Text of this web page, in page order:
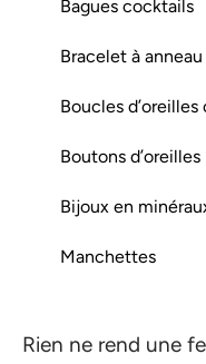
Bagues cocktails
Bracelet à
Boucles
Boutons d’oreilles
Bijoux en
Manchettes
Rien ne rend une